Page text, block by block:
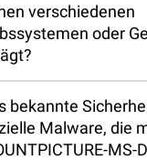
verschiedenen
oder
bekannte
Malware, die
MS-